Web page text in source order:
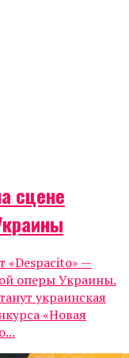
сцене
«Despacito» —
оперы Украины.
украинская
«Новая